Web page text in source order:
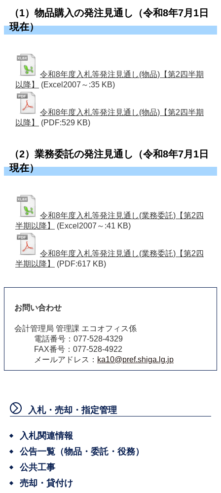
（1）物品購入の発注見通し（令和8年7月1日
現在）
令和8年度入札等発注見通し(物品)【第2四半期
以降】
(Excel2007～:35 KB)
令和8年度入札等発注見通し(物品)【第2四半期
以降】
(PDF:529 KB)
（2）業務委託の発注見通し（令和8年7月1日
現在）
令和8年度入札等発注見通し(業務委託)【第2四
半期以降】
(Excel2007～:41 KB)
令和8年度入札等発注見通し(業務委託)【第2四
半期以降】
(PDF:617 KB)
お問い合わせ
会計管理局 管理課 エコオフィス係
電話番号：077-528-4329
FAX番号：077-528-4922
メールアドレス： ka10@pref.shiga.lg.jp
入札・売却・指定管理
入札関連情報
公告一覧（物品・委託・役務）
公共工事
売却・貸付け